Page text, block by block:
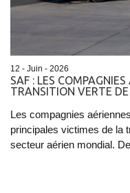
12 - Juin - 2026
SAF : LES
TRANSITION VERTE
Les compagnies
principales victimes de la
secteur aérien mondial.